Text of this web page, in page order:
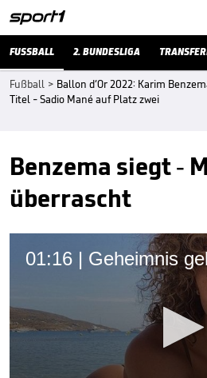
FUSSBALL 2. BUNDESLIGA
Fußball > Ballon d’Or 2022: Karim
Titel - Sadio Mané auf Platz zwei
Benzema siegt -
überrascht